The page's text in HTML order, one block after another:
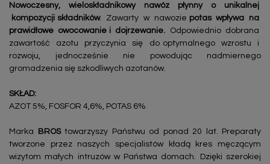
Nowoczesny, wieloskładnikowy nawóz płynny o unikalnej
kompozycji składników. Zawarty w nawozie potas wpływa na
prawidłowe owocowanie i dojrzewanie. Odpowiednio dobrana
zawartość azotu przyczynia się do optymalnego wzrostu i
rozwoju, jednocześnie nie powodując nadmiernego
gromadzenia się szkodliwych azotanów.
SKŁAD:
AZOT 5%, FOSFOR 4,6%, POTAS 6%
Marka BROStowarzyszy Państwu od ponad 20 lat. Preparaty
tworzone przez naszych specjalistów kładą kres męczącym
wizytom małych intruzów w Państwa domach. Dzięki szerokiej